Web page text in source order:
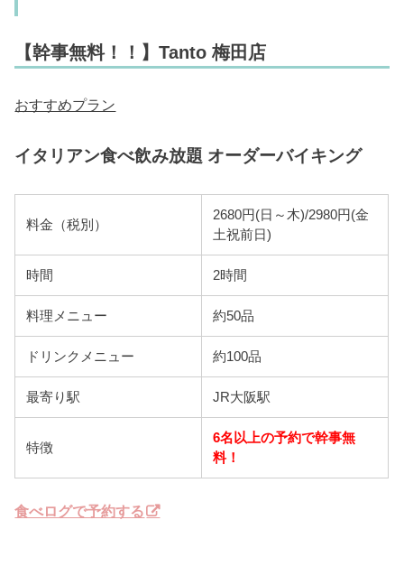
【幹事無料！！】Tanto 梅田店
おすすめプラン
イタリアン食べ飲み放題 オーダーバイキング
料金（税別）
2680円(日～木)/2980円(金
土祝前日)
時間 2時間
料理メニュー 約50品
ドリンクメニュー 約100品
最寄り駅 JR大阪駅
特徴
6名以上の予約で幹事無
料！
食べログで予約する